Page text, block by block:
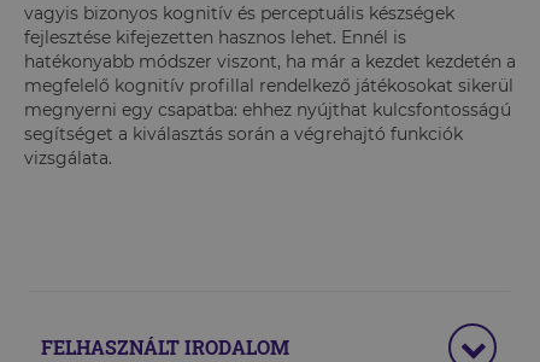
vagyis bizonyos kognitív és perceptuális készségek
fejlesztése kifejezetten hasznos lehet. Ennél is
hatékonyabb módszer viszont, ha már a kezdet kezdetén a
megfelelő kognitív profillal rendelkező játékosokat sikerül
megnyerni egy csapatba: ehhez nyújthat kulcsfontosságú
segítséget a kiválasztás során a végrehajtó funkciók
vizsgálata.
FELHASZNÁLT IRODALOM